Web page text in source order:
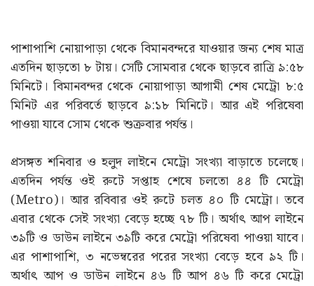
পাশাপাশি নোয়াপাড়া থেকে বিমানবন্দরে যাওয়ার জন্য শেষ মাত্র
এতদিন ছাড়তো ৮ টায়। সেটি সোমবার থেকে ছাড়বে রাত্রি ৯:৫৮
মিনিটে। বিমানবন্দর থেকে নোয়াপাড়া আগামী শেষ মেট্রো ৮:৫
মিনিট এর পরিবর্তে ছাড়বে ৯:১৮ মিনিটে। আর এই পরিষেবা
পাওয়া যাবে সোম থেকে শুক্রবার পর্যন্ত।